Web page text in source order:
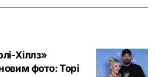
Хіллз»
фото: Торі